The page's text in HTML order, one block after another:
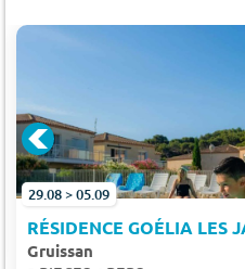
29.08 > 05.09
RÉSIDENCE GOÉLIA LES
Gruissan